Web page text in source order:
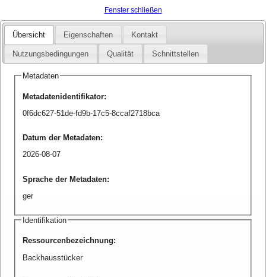
Fenster schließen
Übersicht Eigenschaften Kontakt
Nutzungsbedingungen Qualität Schnittstellen
Metadaten
Metadatenidentifikator:
0f6dc627-51de-fd9b-17c5-8ccaf2718bca
Datum der Metadaten:
2026-08-07
Sprache der Metadaten:
ger
Identifikation
Ressourcenbezeichnung:
Backhausstücker